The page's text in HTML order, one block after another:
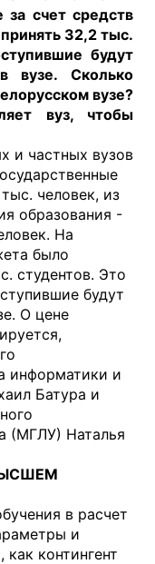
за счет средств
32,2 тыс.
будут
вузе. Сколько
вузе?
вуз, чтобы
и частных вузов
человек, из
образования -
На
было
студентов. Это
будут
О цене
информатики и
Батура и
(МГЛУ) Наталья
в расчет
и
контингент